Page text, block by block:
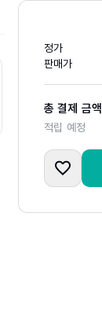
정가
판매가
총 결제 금액
적립 예정